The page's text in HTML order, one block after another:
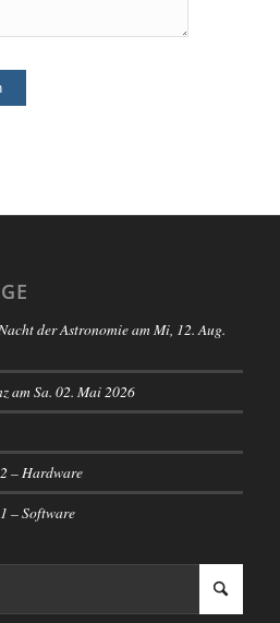
der Astronomie am Mi, 12. Aug.
am Sa. 02. Mai 2026
– Hardware
– Software